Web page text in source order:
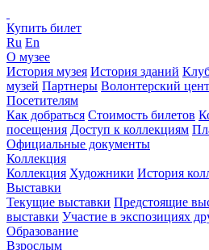
Купить билет
Ru En
О музее
История музея История зданий
музей Партнеры Волонтерский
Посетителям
Как добраться Стоимость билетов
посещения Доступ к коллекциям
Официальные документы
Коллекция
Коллекция Художники История
Выставки
Текущие выставки Предстоящие
выставки Участие в экспозициях
Образование
Взрослым